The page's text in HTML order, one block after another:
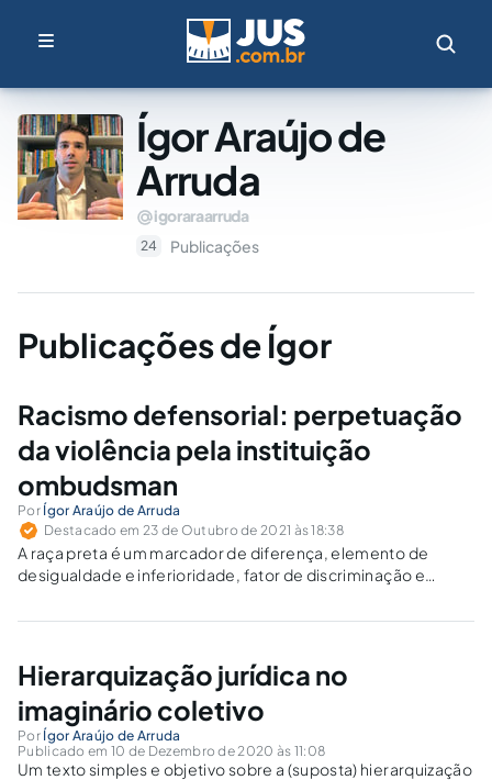
Ígor Araújo de
Arruda
igoraraarruda
24 Publicações
Publicações de Ígor
Racismo defensorial: perpetuação
da violência pela instituição
ombudsman
Por Ígor Araújo de Arruda
Destacado em 23 de Outubro de 2021 às 18:38
A raça preta é um marcador de diferença, elemento de
desigualdade e inferioridade, fator de discriminação e
naturaliza a invisibilidade social, de modo que exige atuação
Hierarquização jurídica no
imaginário coletivo
Por Ígor Araújo de Arruda
Publicado em 10 de Dezembro de 2020 às 11:08
Um texto simples e objetivo sobre a (suposta) hierarquização